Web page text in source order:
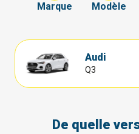
Marque Modèle
Audi
Q3
De quelle